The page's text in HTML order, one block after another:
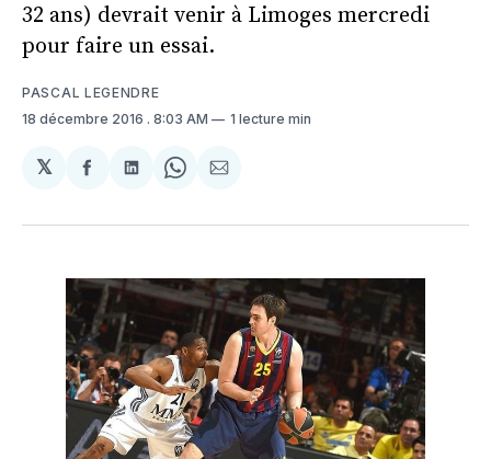
32 ans) devrait venir à Limoges mercredi
pour faire un essai.
PASCAL LEGENDRE
18 décembre 2016 . 8:03 AM 1 lecture min
𝕏
Partager
Facebook
Partager
LinkedIn
Share
WhatsApp
Partager
Courriel